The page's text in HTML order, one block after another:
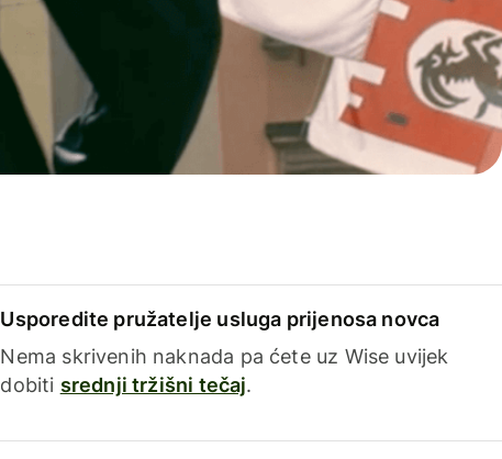
Usporedite pružatelje usluga prijenosa novca
Nema skrivenih naknada pa ćete uz Wise uvijek
dobiti srednji tržišni tečaj.